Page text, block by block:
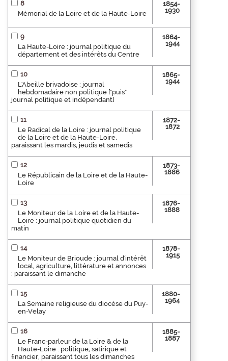
8
Mémorial de la Loire et de la Haute-Loire
1854-
1930
9
La Haute-Loire : journal politique du
département et des intérêts du Centre
1864-
1944
10
L'Abeille brivadoise : journal
hebdomadaire non politique ["puis"
journal politique et indépendant]
1865-
1944
11
Le Radical de la Loire : journal politique
de la Loire et de la Haute-Loire,
paraissant les mardis, jeudis et samedis
1872-
1872
12
Le Républicain de la Loire et de la Haute-
Loire
1873-
1886
13
Le Moniteur de la Loire et de la Haute-
Loire : journal politique quotidien du
matin
1876-
1888
14
Le Moniteur de Brioude : journal d'intérêt
local, agriculture, littérature et annonces
: paraissant le dimanche
1878-
1915
15
La Semaine religieuse du diocèse du Puy-
en-Velay
1880-
1964
16
Le Franc-parleur de la Loire & de la
Haute-Loire : politique, satirique et
financier, paraissant tous les dimanches
1885-
1887